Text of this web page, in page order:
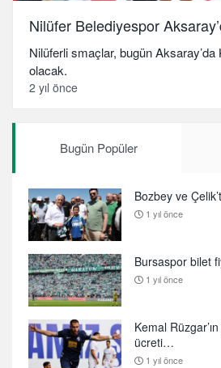
Nilüfer Belediyespor
Nilüferli smaçlar, bugün
olacak.
2 yıl önce
Bugün Popüler
Bozbey ve
1 yıl önce
Bursaspor bilet
1 yıl önce
Kemal
ücreti…
1 yıl önce